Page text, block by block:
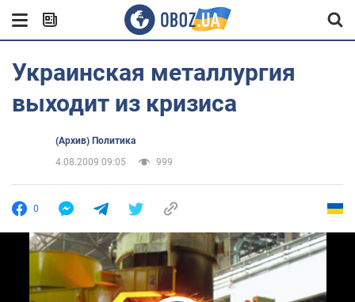
Украинская металлургия
выходит из кризиса
(Архив) Политика
4.08.2009 09:05
999
0